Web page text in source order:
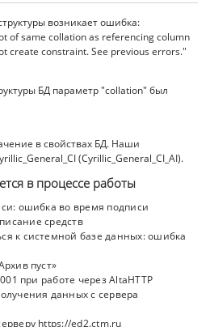
возникает ошибка:
of same collation as referencing column
create constraint. See previous errors."
БД параметр "collation" был
в свойствах БД. Наши
(Cyrillic_General_CI_AI).
в процессе работы
ошибка во время подписи
средств
к системной базе данных: ошибка
пуст»
при работе через AltaHTTP
данных с сервера
https://ed2.ctm.ru